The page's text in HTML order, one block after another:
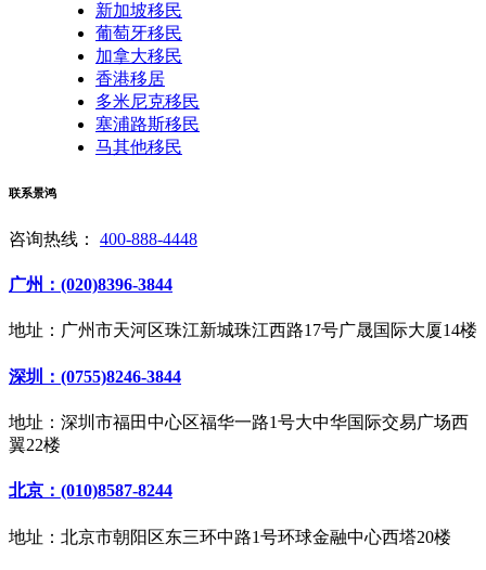
新加坡移民
葡萄牙移民
加拿大移民
香港移居
多米尼克移民
塞浦路斯移民
马其他移民
联系景鸿
咨询热线： 400-888-4448
广州：(020)8396-3844
地址：广州市天河区珠江新城珠江西路17号广晟国际大厦14楼
深圳：(0755)8246-3844
地址：深圳市福田中心区福华一路1号大中华国际交易广场西
翼22楼
北京：(010)8587-8244
地址：北京市朝阳区东三环中路1号环球金融中心西塔20楼